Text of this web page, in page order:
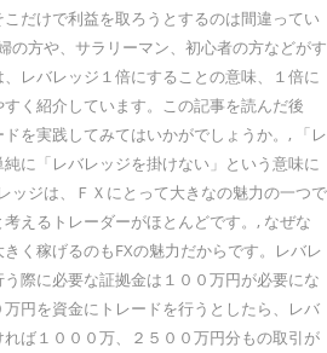
だけで利益を取ろうとするのは間違ってい
の方や、サラリーマン、初心者の方などがす
レバレッジ１倍にすることの意味、１倍に
く紹介しています。この記事を読んだ後
ドを実践してみてはいかがでしょうか。, 「レ
に「レバレッジを掛けない」という意味に
ッジは、ＦＸにとって大きなの魅力の一つで
えるトレーダーがほとんどです。, なぜな
く稼げるのもFXの魅力だからです。レバレ
際に必要な証拠金は１００万円が必要にな
円を資金にトレードを行うとしたら、レバ
ば１０００万、２５００万円分もの取引が